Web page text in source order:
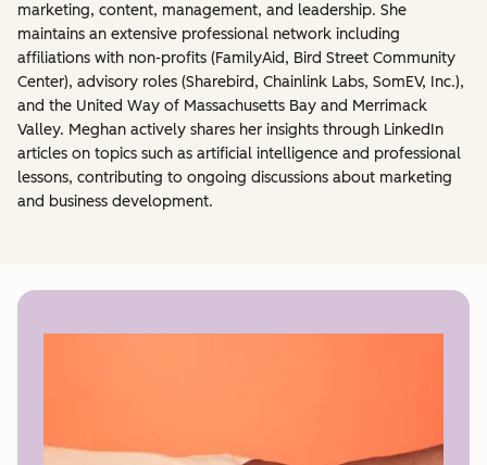
marketing, content, management, and leadership. She
maintains an extensive professional network including
affiliations with non-profits (FamilyAid, Bird Street Community
Center), advisory roles (Sharebird, Chainlink Labs, SomEV, Inc.),
and the United Way of Massachusetts Bay and Merrimack
Valley. Meghan actively shares her insights through LinkedIn
articles on topics such as artificial intelligence and professional
lessons, contributing to ongoing discussions about marketing
and business development.